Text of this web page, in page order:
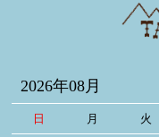
2026年08月
日 月 火